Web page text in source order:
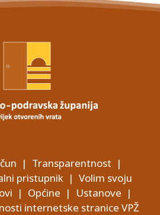
| Transparentnost |
pristupnik| Volim svoju
| Općine | Ustanove |
internetske stranice VPŽ